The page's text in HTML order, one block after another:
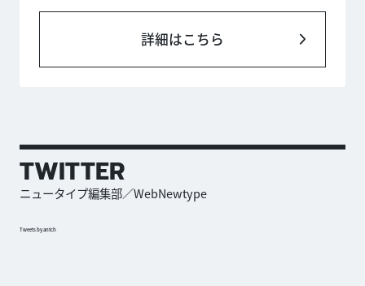
詳細はこちら
TWITTER
ニュータイプ編集部／WebNewtype
Tweets by antch